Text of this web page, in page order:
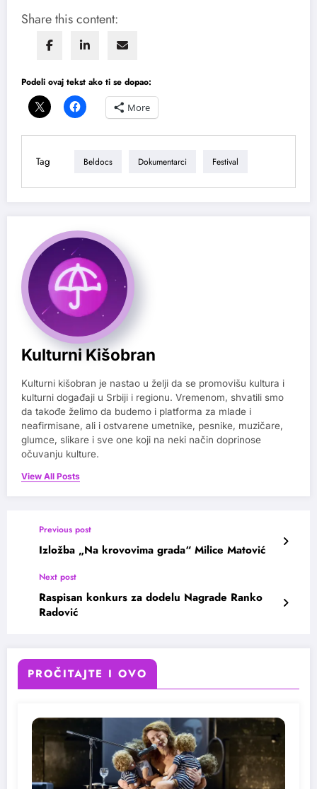
Share this content:
Podeli ovaj tekst ako ti se dopao:
More
Tag Beldocs Dokumentarci Festival
Kulturni Kišobran
Kulturni kišobran je nastao u želji da se promovišu kultura i
kulturni događaji u Srbiji i regionu. Vremenom, shvatili smo
da takođe želimo da budemo i platforma za mlade i
neafirmisane, ali i ostvarene umetnike, pesnike, muzičare,
glumce, slikare i sve one koji na neki način doprinose
očuvanju kulture.
View All Posts
Previous post
Izložba „Na krovovima grada“ Milice Matović
Next post
Raspisan konkurs za dodelu Nagrade Ranko
Radović
PROČITAJTE I OVO